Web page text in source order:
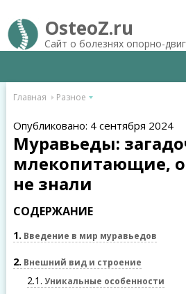
OsteoZ.ru
Сайт о болезнях опорно-
Главная Разное
Опубликовано: 4 сентября 2024
Муравьеды:
млекопитающие,
не знали
СОДЕРЖАНИЕ
1 Введение в мир муравьедов
2 Внешний вид и строение
2.1 Уникальные особенности